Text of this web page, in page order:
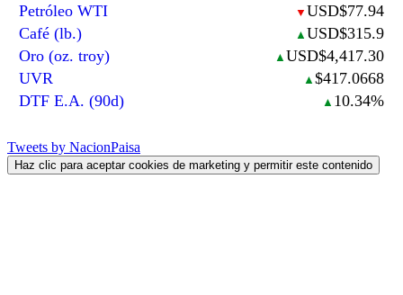
Petróleo WTI
▼ USD$77.94
Café (lb.)
▲ USD$315.9
Oro (oz. troy)
▲ USD$4,417.30
UVR
▲ $417.0668
DTF E.A. (90d)
▲ 10.34%
Tweets by NacionPaisa
Haz clic para aceptar cookies de marketing y permitir este contenido